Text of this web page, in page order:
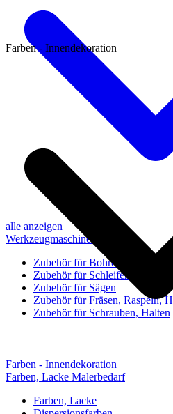
alle anzeigen
Werkzeugmaschinen-Zubehör
Zubehör für Bohren, Bohrhilfen
Zubehör für Schleifen, Poliere
Zubehör für Sägen
Zubehör für Fräsen, Raspeln, H
Zubehör für Schrauben, Halten
Farben - Innendekoration
Farben - Innendekoration
Farben, Lacke Malerbedarf
Farben, Lacke